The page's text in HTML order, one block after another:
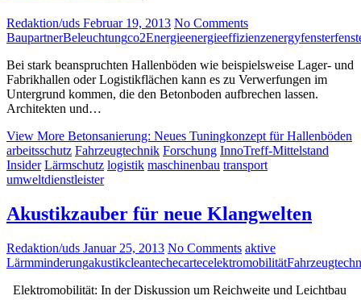
Redaktion/uds Februar 19, 2013 No Comments
BaupartnerBeleuchtungco2Energieenergieeffizienzenergyfenster
Bei stark beanspruchten Hallenböden wie beispielsweise Lager- und
Fabrikhallen oder Logistikflächen kann es zu Verwerfungen im
Untergrund kommen, die den Betonboden aufbrechen lassen.
Architekten und…
View More Betonsanierung: Neues Tuningkonzept für Hallenböden
arbeitsschutz Fahrzeugtechnik Forschung InnoTreff-Mittelstand
Insider Lärmschutz logistik maschinenbau transport
umweltdienstleister
Akustikzauber für neue Klangwelten
Redaktion/uds Januar 25, 2013 No Comments aktive
Lärmminderungakustikcleantechecartecelektromobilität
Elektromobilität: In der Diskussion um Reichweite und Leichtbau